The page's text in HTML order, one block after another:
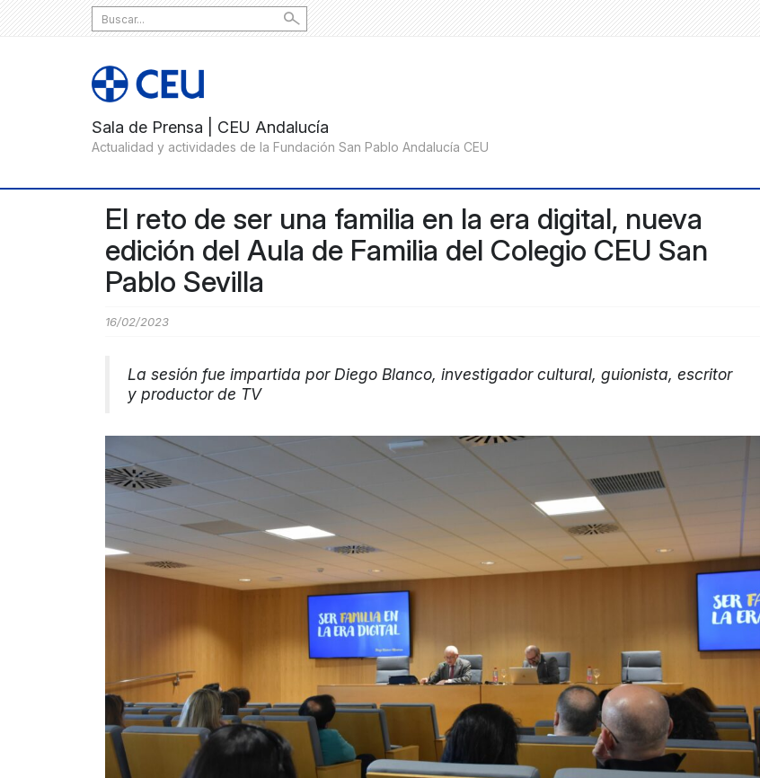
Search
for:
El reto de ser una familia en la era digital, nueva
edición del Aula de Familia del Colegio CEU San
Pablo Sevilla
16/02/2023
La sesión fue impartida por Diego Blanco, investigador cultural, guionista, escritor
y productor de TV